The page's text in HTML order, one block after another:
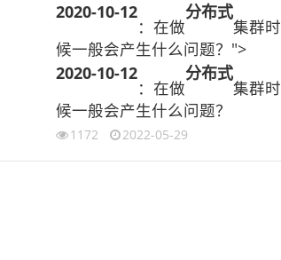
2020-10-12
：在做
分布式
集群时
候一般会产生什么问题？">
2020-10-12
：在做
分布式
集群时
候一般会产生什么问题？
1172 2022-05-29